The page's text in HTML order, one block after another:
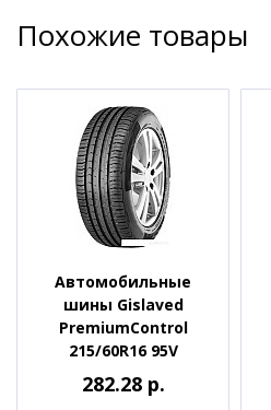
Похожие товары
Автомобильные
шины Gislaved
PremiumControl
215/60R16 95V
282.28 р.